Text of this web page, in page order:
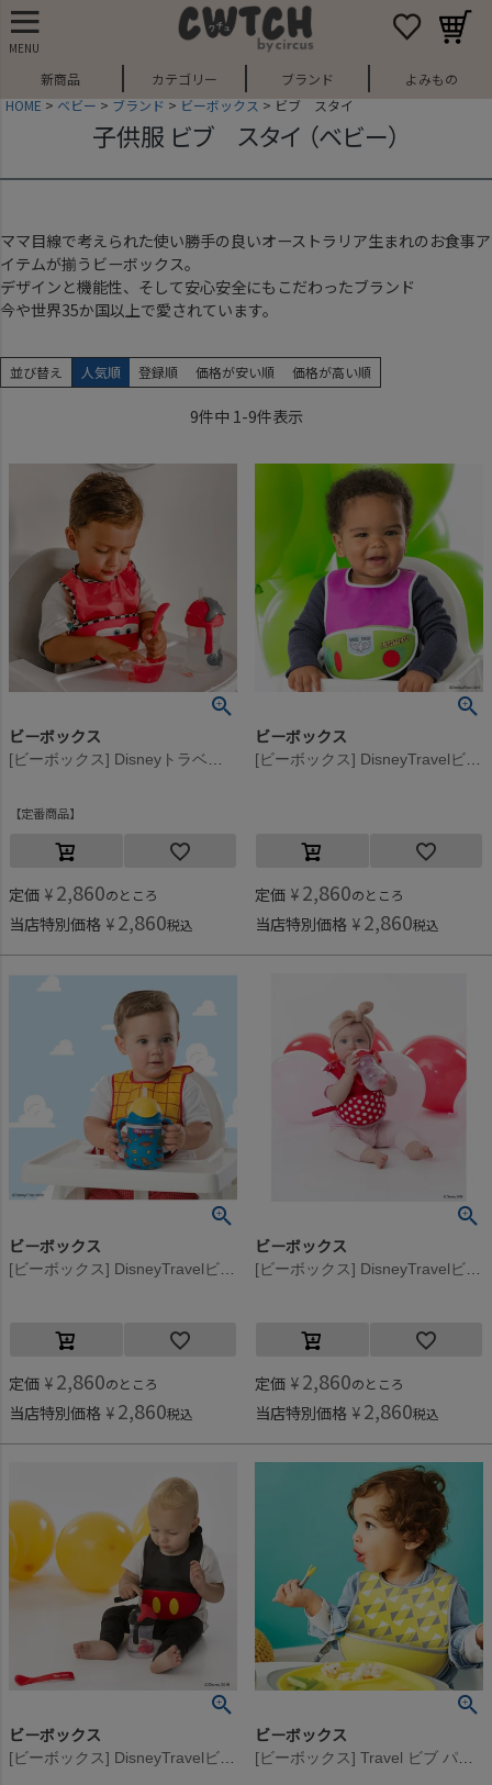
MENU
新商品 カテゴリー ブランド
よみもの
HOME
ベビー ブランド ビーボックス ビブ スタイ
子供服 ビブ スタイ （ベビー）
ママ目線で考えられた使い勝手の良いオーストラリア生まれのお食事ア
イテムが揃うビーボックス。
デザインと機能性、そして安心安全にもこだわったブランド
今や世界35か国以上で愛されています。
並び替え 人気順 登録順 価格が安い順 価格が高い順
9件中 1-9件表示
ビーボックス
[ビーボックス] Disneyトラベルビブ LightningMcQueen
定番商品
定価 ¥ 2,860のところ
当店特別価格 ¥ 2,860税込
ビーボックス
[ビーボックス] DisneyTravelビブ Buzz
定価 ¥ 2,860のところ
当店特別価格 ¥ 2,860税込
ビーボックス
[ビーボックス] DisneyTravelビブ Woody
定価 ¥ 2,860のところ
当店特別価格 ¥ 2,860税込
ビーボックス
[ビーボックス] DisneyTravelビブ Minnie
定価 ¥ 2,860のところ
当店特別価格 ¥ 2,860税込
ビーボックス
[ビーボックス] DisneyTravelビブ Mickey
ビーボックス
[ビーボックス] Travel ビブ パインスプライス